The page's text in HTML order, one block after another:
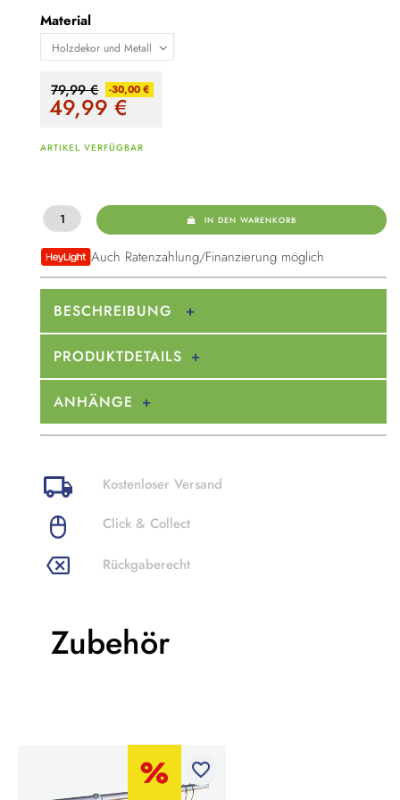
Material
79,99 € -30,00 €
49,99€
ARTIKEL VERFÜGBAR
IN DEN WARENKORB
Auch Ratenzahlung/Finanzierung möglich
BESCHREIBUNG
PRODUKTDETAILS
ANHÄNGE
Kostenloser Versand
Click & Collect
Rückgaberecht
Zubehör
favorite_border